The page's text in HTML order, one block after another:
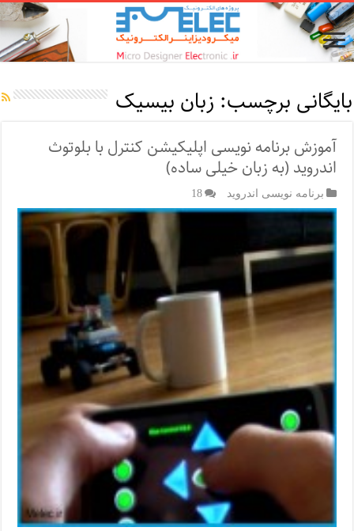
بایگانی برچسب: زبان بیسیک
آموزش برنامه نویسی اپلیکیشن کنترل با بلوتوث
اندروید (به زبان خیلی ساده)
برنامه نویسی اندروید 18